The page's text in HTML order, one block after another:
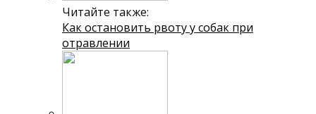
Читайте также:
Как остановить рвоту у собак при
отравлении